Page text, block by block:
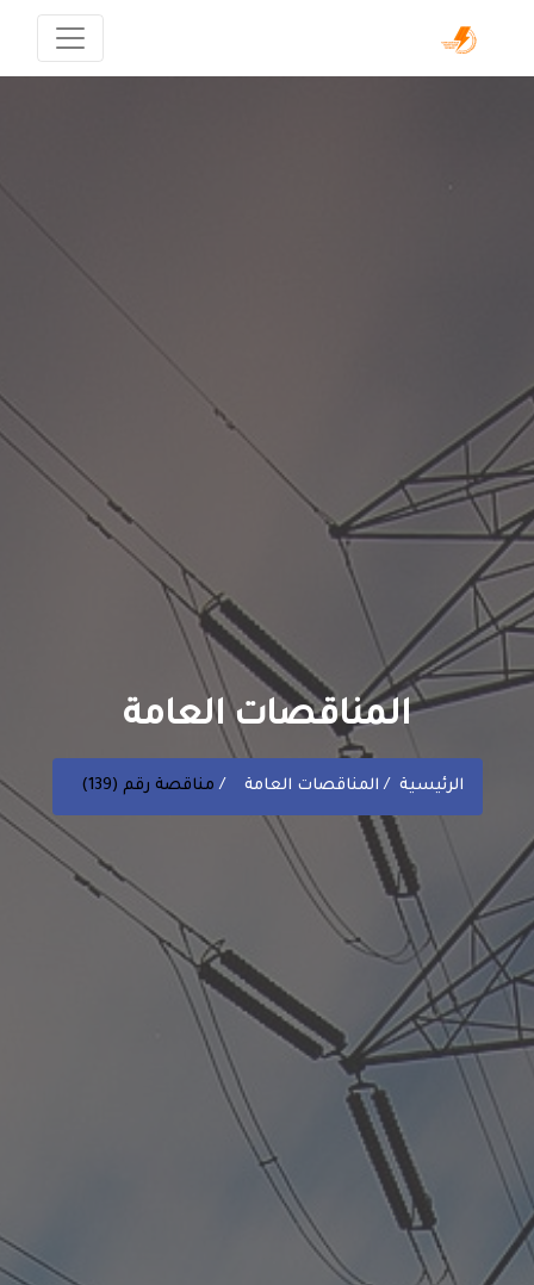
المناقصات العامة
الرئيسية المناقصات العامة مناقصة رقم (139)